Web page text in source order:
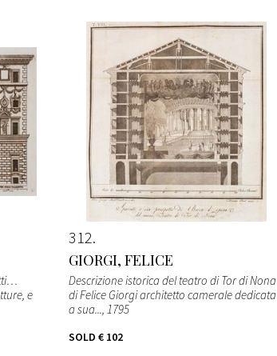
e
312
GIORGI, FELICE
Descrizione istorica del teatro di Tor di Nona
di Felice Giorgi architetto camerale dedicata
a sua..., 1795
SOLD € 102